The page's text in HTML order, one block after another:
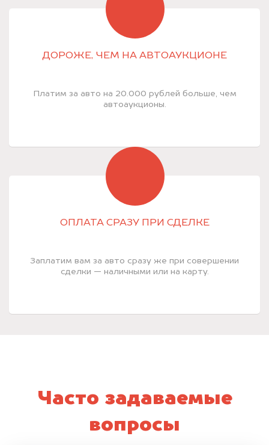
ДОРОЖЕ, ЧЕМ НА АВТОАУКЦИОНЕ
Платим за авто на 20.000 рублей больше, чем
автоаукционы.
ОПЛАТА СРАЗУ ПРИ СДЕЛКЕ
Заплатим вам за авто сразу же при совершении
сделки — наличными или на карту.
Часто задаваемые
вопросы